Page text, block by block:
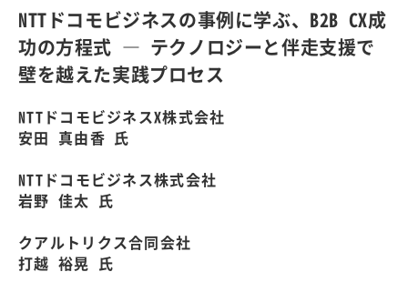
:
1
0
0
0
%
NTTドコモビジネスの事例に学ぶ、B2B CX成
功の方程式 ― テクノロジーと伴走支援で
壁を越えた実践プロセス
NTTドコモビジネスX株式会社
安田 真由香 氏
NTTドコモビジネス株式会社
岩野 佳太 氏
クアルトリクス合同会社
打越 裕晃 氏